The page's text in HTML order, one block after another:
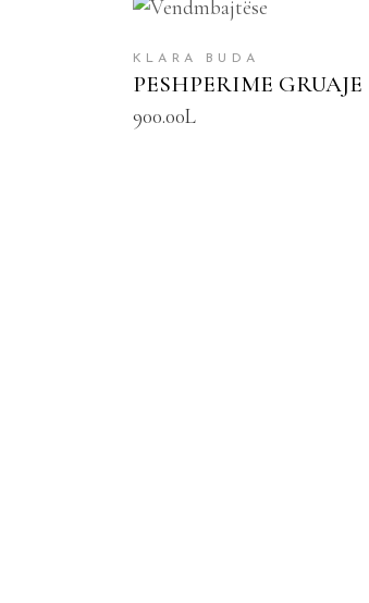
SHTOJE NË SHPORTË
KLARA BUDA
PESHPERIME GRUAJE
900.00L